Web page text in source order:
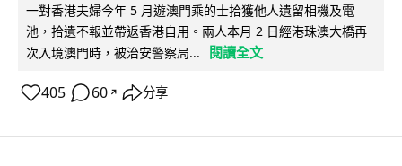
一對香港夫婦今年 5 月遊澳門乘的士拾獲他人遺留相機及電
池，拾遺不報並帶返香港自用。兩人本月 2 日經港珠澳大橋再
次入境澳門時，被治安警察局...
閱讀全文
405 60 ↗ 分享